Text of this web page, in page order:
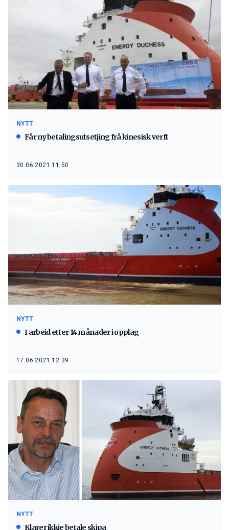
NYTT
Får ny betalingsutsetjing frå kinesisk verft
30.06.2021 11:50
NYTT
I arbeid etter 14 månader i opplag
17.06.2021 12:39
NYTT
Klarer ikkje betale skipa